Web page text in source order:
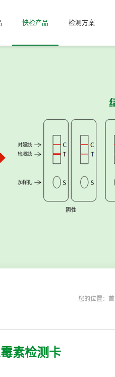
快检产品 检测方案
您的位置：
素检测卡